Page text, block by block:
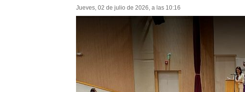
Jueves, 02 de julio de 2026, a las 10:16